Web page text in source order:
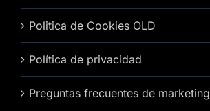
Politica de Cookies OLD
Política de privacidad
Preguntas frecuentes de marketing